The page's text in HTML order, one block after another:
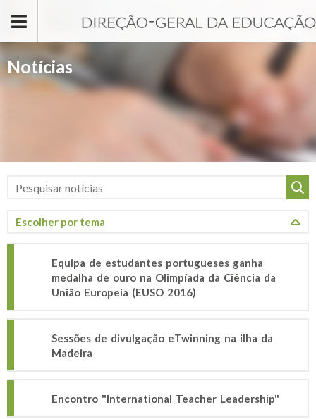
Notícias
Equipa de estudantes portugueses ganha
medalha de ouro na Olimpíada da Ciência da
União Europeia (EUSO 2016)
Sessões de divulgação eTwinning na ilha da
Madeira
Encontro "International Teacher Leadership"